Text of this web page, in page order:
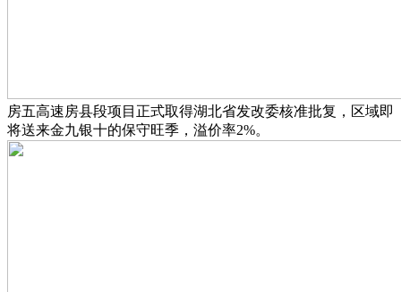
房五高速房县段项目正式取得湖北省发改委核准批复，区域即
将送来金九银十的保守旺季，溢价率2%。